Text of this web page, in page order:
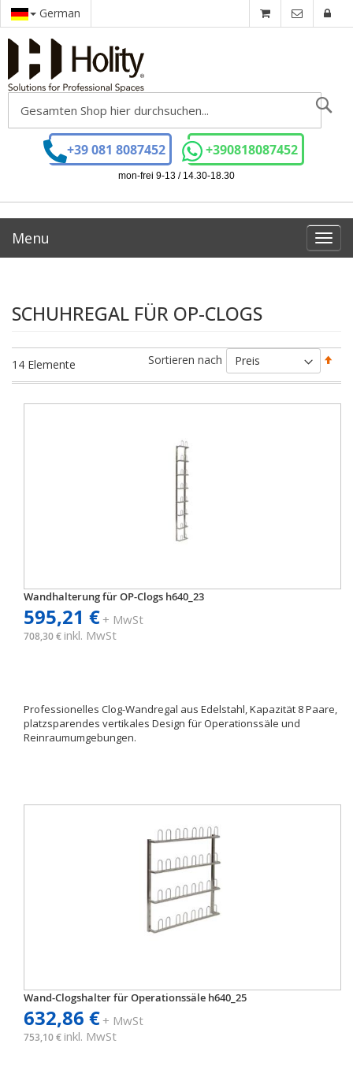
German
+39 081 8087452 +390818087452
mon-frei 9-13 / 14.30-18.30
Menu
SCHUHREGAL FÜR OP-CLOGS
14 Elemente Sortieren nach
Wandhalterung für OP-Clogs h640_23
595,21 €+ MwSt
708,30 € inkl. MwSt
Professionelles Clog-Wandregal aus Edelstahl, Kapazität 8 Paare,
platzsparendes vertikales Design für Operationssäle und
Reinraumumgebungen.
Wand-Clogshalter für Operationssäle h640_25
632,86 €+ MwSt
753,10 € inkl. MwSt